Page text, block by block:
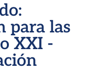
para las
XXI -